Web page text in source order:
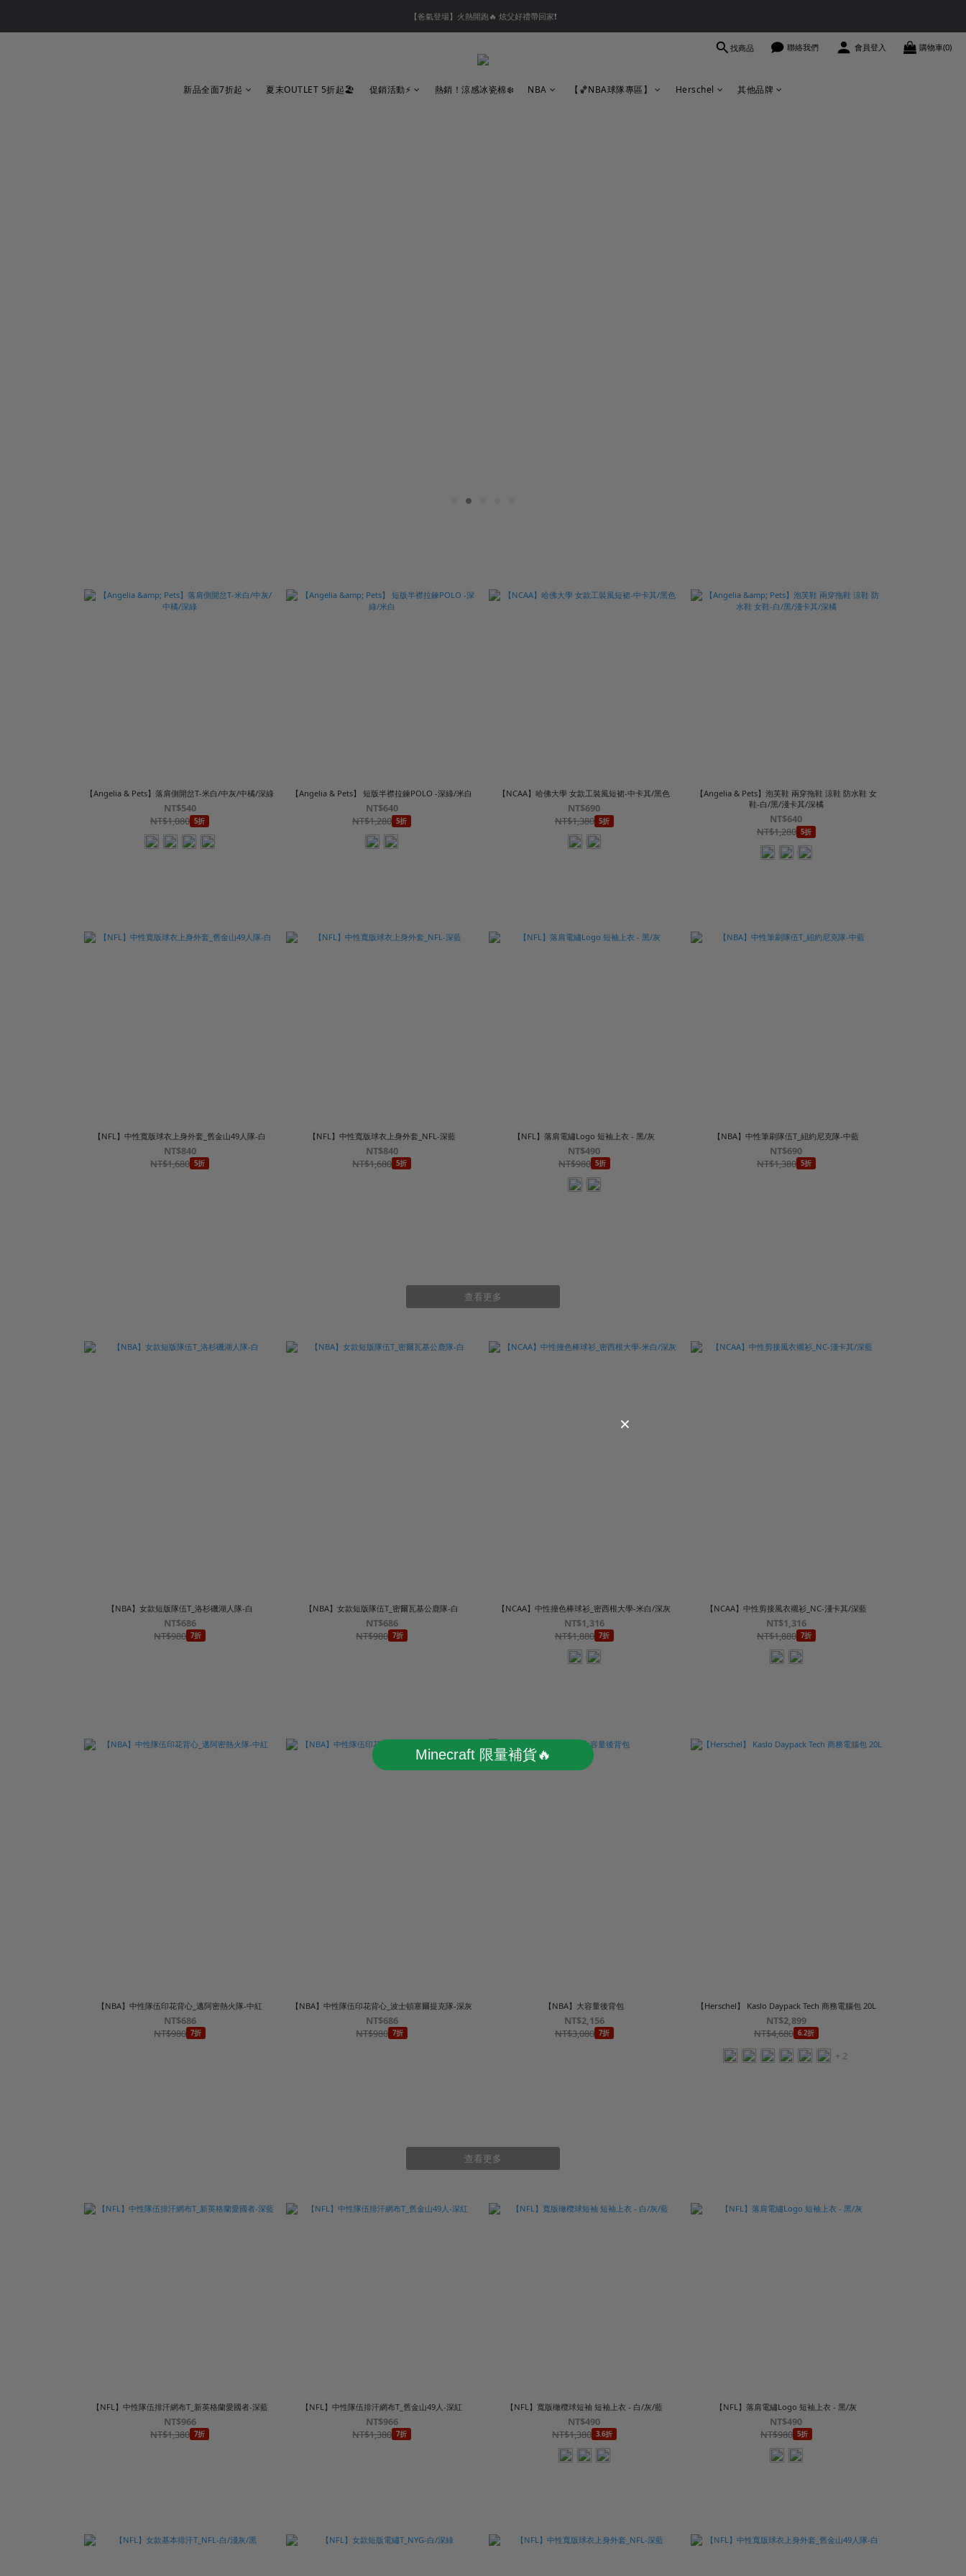
【夏末OUTLET】專區全面5折起❗超值入手就趁現在🔥
【會員好禮】加入會員送$200購物金❗多重好禮等你加入領取 ❗
【夏末OUTLET】專區全面5折起❗超值入手就趁現在🔥
找商品 聯絡我們 會員登入 購物車(0)
新品全面7折起 夏末OUTLET 5折起🏖️ 促銷活動⚡ 熱銷！涼感冰瓷棉❄️ NBA 【🏀NBA球隊專區】 Herschel 其他品牌
【Angelia & Pets】落肩側開岔T-米白/中灰/中橘/深綠
NT$540
NT$1,080 5折
【Angelia & Pets】 短版半襟拉鍊POLO -深綠/米白
NT$640
NT$1,280 5折
【NCAA】哈佛大學 女款工裝風短裙-中卡其/黑色
NT$690
NT$1,380 5折
【Angelia & Pets】泡芙鞋 兩穿拖鞋 涼鞋 防水鞋 女
鞋-白/黑/淺卡其/深橘
NT$640
NT$1,280 5折
【NFL】中性寬版球衣上身外套_舊金山49人隊-白
NT$840
NT$1,680 5折
【NFL】中性寬版球衣上身外套_NFL-深藍
NT$840
NT$1,680 5折
【NFL】落肩電繡Logo 短袖上衣 - 黑/灰
NT$490
NT$980 5折
【NBA】中性筆刷隊伍T_紐約尼克隊-中藍
NT$690
NT$1,380 5折
查看更多
【NBA】女款短版隊伍T_洛杉磯湖人隊-白
NT$686
NT$980 7折
【NBA】女款短版隊伍T_密爾瓦基公鹿隊-白
NT$686
NT$980 7折
【NCAA】中性撞色棒球衫_密西根大學-米白/深灰
NT$1,316
NT$1,880 7折
【NCAA】中性剪接風衣襯衫_NC-淺卡其/深藍
NT$1,316
NT$1,880 7折
【NBA】中性隊伍印花背心_邁阿密熱火隊-中紅
NT$686
NT$980 7折
【NBA】中性隊伍印花背心_波士頓塞爾提克隊-深灰
NT$686
NT$980 7折
【NBA】大容量後背包
NT$2,156
NT$3,080 7折
【Herschel】 Kaslo Daypack Tech 商務電腦包 20L
NT$2,899
NT$4,680 6.2折
+ 2
查看更多
【NFL】中性隊伍排汗網布T_新英格蘭愛國者-深藍
NT$966
NT$1,380 7折
【NFL】中性隊伍排汗網布T_舊金山49人-深紅
NT$966
NT$1,380 7折
【NFL】寬版橄欖球短袖 短袖上衣 - 白/灰/藍
NT$490
NT$1,380 3.6折
【NFL】落肩電繡Logo 短袖上衣 - 黑/灰
NT$490
NT$980 5折